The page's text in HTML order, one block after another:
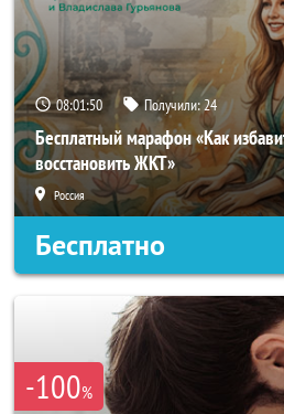
08:01:48 Получили:24
Бесплатный марафон «Как
восстановить ЖКТ»
Россия
Бесплатно
-100%